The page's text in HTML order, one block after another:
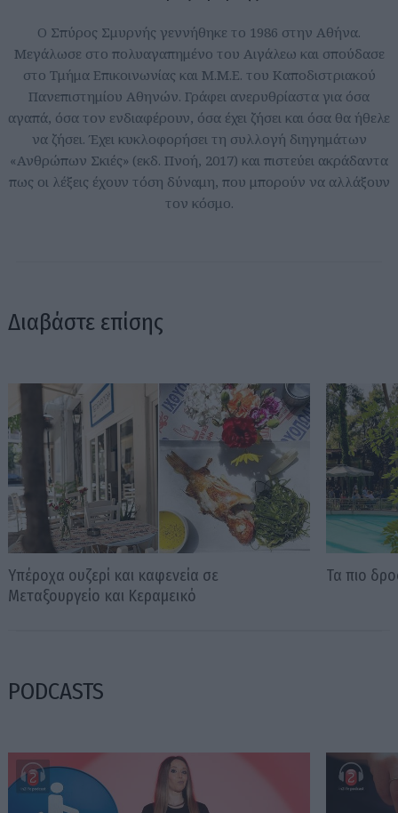
Ο Σπύρος Σμυρνής γεννήθηκε το 1986 στην Αθήνα.
Μεγάλωσε στο πολυαγαπημένο του Αιγάλεω και σπούδασε
στο Τμήμα Επικοινωνίας και Μ.Μ.Ε. του Καποδιστριακού
Πανεπιστημίου Αθηνών. Γράφει ανερυθρίαστα για όσα
αγαπά, όσα τον ενδιαφέρουν, όσα έχει ζήσει και όσα θα ήθελε
να ζήσει. Έχει κυκλοφορήσει τη συλλογή διηγημάτων
«Ανθρώπων Σκιές» (εκδ. Πνοή, 2017) και πιστεύει ακράδαντα
πως οι λέξεις έχουν τόση δύναμη, που μπορούν να αλλάξουν
τον κόσμο.
Διαβάστε επίσης
Υπέροχα ουζερί και καφενεία σε
Μεταξουργείο και Κεραμεικό
Τα πιο
PODCASTS